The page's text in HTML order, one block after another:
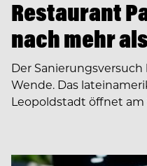
Restaurant
nach mehr
Der
Wende. Das
Leopoldstadt öffnet